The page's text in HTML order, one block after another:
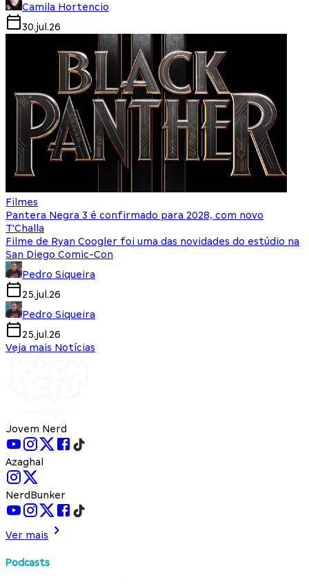
Camila Hortencio
30.jul.26
Filmes
Pantera Negra 3 é confirmado para 2028, com novo
T'Challa
Filme de Ryan Coogler foi uma das novidades do estúdio na
San Diego Comic-Con
Pedro Siqueira
25.jul.26
Pedro Siqueira
25.jul.26
Veja mais Notícias
Jovem Nerd
Azaghal
NerdBunker
Ver mais
Podcasts